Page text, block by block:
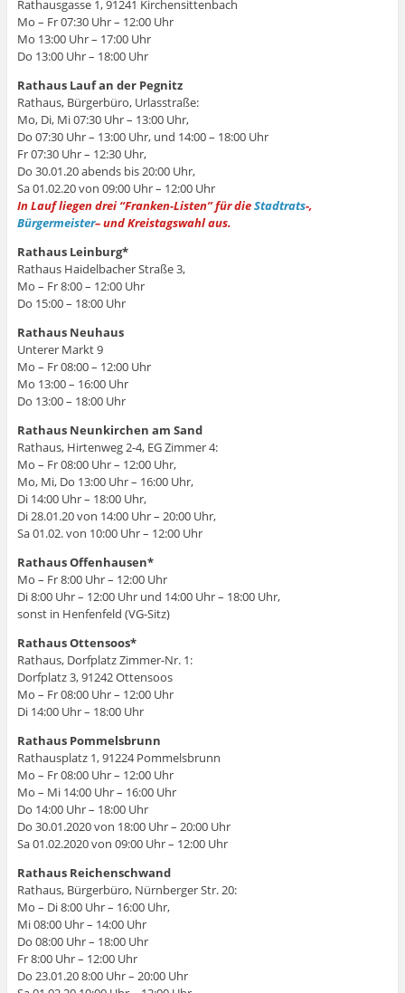
Rathausgasse 1, 91241 Kirchensittenbach
Mo – Fr 07:30 Uhr – 12:00 Uhr
Mo 13:00 Uhr – 17:00 Uhr
Do 13:00 Uhr – 18:00 Uhr
Rathaus Lauf an der Pegnitz
Rathaus, Bürgerbüro, Urlasstraße:
Mo, Di, Mi 07:30 Uhr – 13:00 Uhr,
Do 07:30 Uhr – 13:00 Uhr, und 14:00 – 18:00 Uhr
Fr 07:30 Uhr – 12:30 Uhr,
Do 30.01.20 abends bis 20:00 Uhr,
Sa 01.02.20 von 09:00 Uhr – 12:00 Uhr
In Lauf liegen drei “Franken-Listen” für dieStadtrats-,
Bürgermeister– und Kreistagswahl aus.
Rathaus Leinburg*
Rathaus Haidelbacher Straße 3,
Mo – Fr 8:00 – 12:00 Uhr
Do 15:00 – 18:00 Uhr
Rathaus Neuhaus
Unterer Markt 9
Mo – Fr 08:00 – 12:00 Uhr
Mo 13:00 – 16:00 Uhr
Do 13:00 – 18:00 Uhr
Rathaus Neunkirchen am Sand
Rathaus, Hirtenweg 2-4, EG Zimmer 4:
Mo – Fr 08:00 Uhr – 12:00 Uhr,
Mo, Mi, Do 13:00 Uhr – 16:00 Uhr,
Di 14:00 Uhr – 18:00 Uhr,
Di 28.01.20 von 14:00 Uhr – 20:00 Uhr,
Sa 01.02. von 10:00 Uhr – 12:00 Uhr
Rathaus Offenhausen*
Mo – Fr 8:00 Uhr – 12:00 Uhr
Di 8:00 Uhr – 12:00 Uhr und 14:00 Uhr – 18:00 Uhr,
sonst in Henfenfeld (VG-Sitz)
Rathaus Ottensoos*
Rathaus, Dorfplatz Zimmer-Nr. 1:
Dorfplatz 3, 91242 Ottensoos
Mo – Fr 08:00 Uhr – 12:00 Uhr
Di 14:00 Uhr – 18:00 Uhr
Rathaus Pommelsbrunn
Rathausplatz 1, 91224 Pommelsbrunn
Mo – Fr 08:00 Uhr – 12:00 Uhr
Mo – Mi 14:00 Uhr – 16:00 Uhr
Do 14:00 Uhr – 18:00 Uhr
Do 30.01.2020 von 18:00 Uhr – 20:00 Uhr
Sa 01.02.2020 von 09:00 Uhr – 12:00 Uhr
Rathaus Reichenschwand
Rathaus, Bürgerbüro, Nürnberger Str. 20:
Mo – Di 8:00 Uhr – 16:00 Uhr,
Mi 08:00 Uhr – 14:00 Uhr
Do 08:00 Uhr – 18:00 Uhr
Fr 8:00 Uhr – 12:00 Uhr
Do 23.01.20 8:00 Uhr – 20:00 Uhr